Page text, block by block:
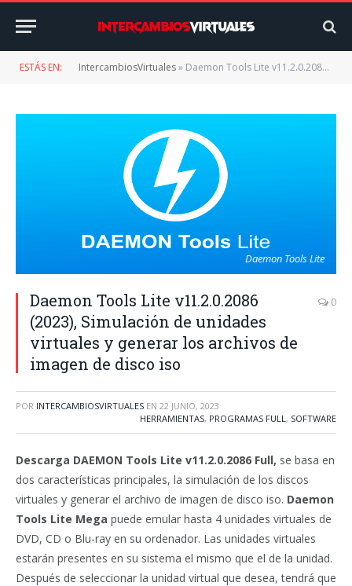
ESTÁS EN: IntercambiosVirtuales» Daemon Tools Lite v11.2.0.2086 (2023), Simulación de unidades virtuales y generar los archivos de imagen de disco iso
Daemon Tools Lite
Daemon Tools Lite v11.2.0.2086
(2023), Simulación de unidades
virtuales y generar los archivos de
imagen de disco iso
0
POR INTERCAMBIOSVIRTUALES EN 22 JUNIO, 2023
HERRAMIENTAS, PROGRAMAS FULL, SOFTWARE
Descarga DAEMON Tools Lite v11.2.0.2086 Full, se basa en
dos características principales, la simulación de los discos
virtuales y generar el archivo de imagen de disco iso. Daemon
Tools Lite Mega puede emular hasta 4 unidades virtuales de
DVD, CD o Blu-ray en su ordenador. Las unidades virtuales
estarán presentes en su sistema el mismo que el de la unidad.
Después de seleccionar la unidad virtual que desea, tendrá que